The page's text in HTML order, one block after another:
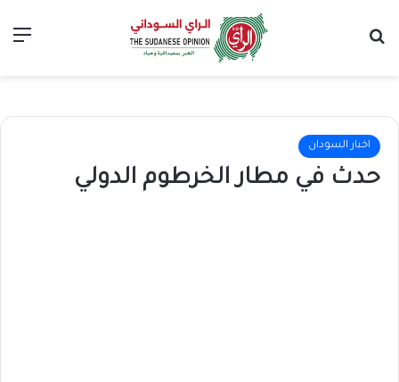
اخبار السودان
حدث في مطار الخرطوم الدولي